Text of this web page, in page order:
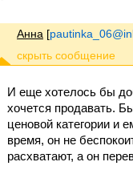
Анна [
И еще хотелось бы
хочется продавать.
ценовой категории и
время, он не
расхватают, а он